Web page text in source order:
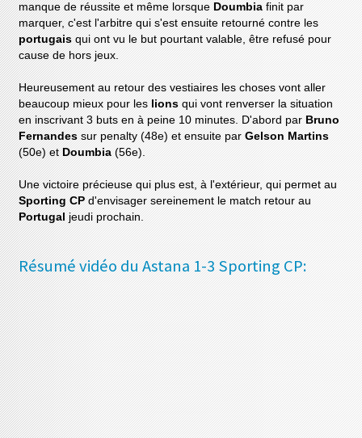
manque de réussite et même lorsque Doumbia finit par
marquer, c'est l'arbitre qui s'est ensuite retourné contre les
portugais qui ont vu le but pourtant valable, être refusé pour
cause de hors jeux.
Heureusement au retour des vestiaires les choses vont aller
beaucoup mieux pour les lions qui vont renverser la situation
en inscrivant 3 buts en à peine 10 minutes. D'abord par Bruno
Fernandes sur penalty (48e) et ensuite parGelson Martins
(50e) et Doumbia (56e).
Une victoire précieuse qui plus est, à l'extérieur, qui permet au
Sporting CP d'envisager sereinement le match retour au
Portugal jeudi prochain.
Résumé vidéo du Astana 1-3 Sporting CP: